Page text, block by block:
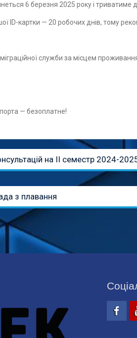
6 березня 2025 року і триватиме
ID-картки — 20 робочих днів, тому
служби за місцем
— безоплатне!
на ІІ семестр 2024-
з плавання